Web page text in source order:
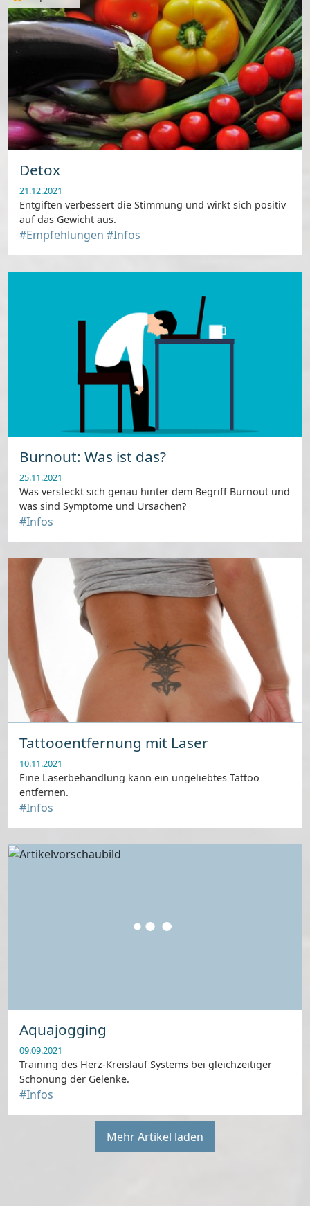
Detox
21.12.2021
Entgiften verbessert die Stimmung und wirkt sich positiv
auf das Gewicht aus.
#Empfehlungen #Infos
Burnout: Was ist das?
25.11.2021
Was versteckt sich genau hinter dem Begriff Burnout und
was sind Symptome und Ursachen?
#Infos
Tattooentfernung mit Laser
10.11.2021
Eine Laserbehandlung kann ein ungeliebtes Tattoo
entfernen.
#Infos
Aquajogging
09.09.2021
Training des Herz-Kreislauf Systems bei gleichzeitiger
Schonung der Gelenke.
#Infos
Mehr Artikel laden